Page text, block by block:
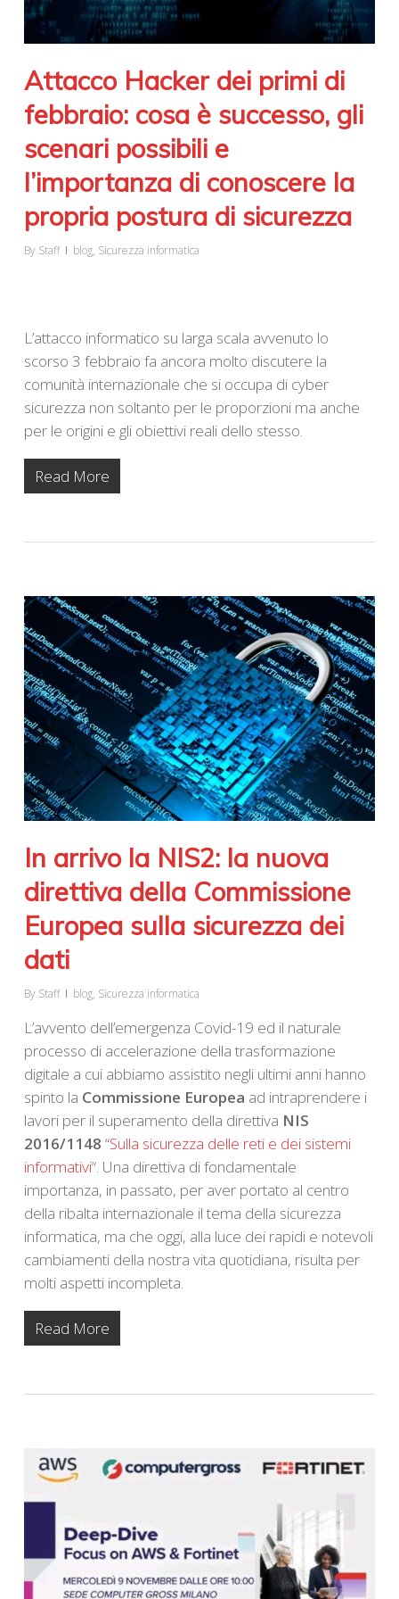
Attacco Hacker dei primi di
febbraio: cosa è successo, gli
scenari possibili e
l’importanza di conoscere la
propria postura di sicurezza
By Staff blog, Sicurezza informatica
L’attacco informatico su larga scala avvenuto lo
scorso 3 febbraio fa ancora molto discutere la
comunità internazionale che si occupa di cyber
sicurezza non soltanto per le proporzioni ma anche
per le origini e gli obiettivi reali dello stesso.
Read More
In arrivo la NIS2: la nuova
direttiva della Commissione
Europea sulla sicurezza dei
dati
By Staff blog, Sicurezza informatica
L’avvento dell’emergenza Covid-19 ed il naturale
processo di accelerazione della trasformazione
digitale a cui abbiamo assistito negli ultimi anni hanno
spinto la Commissione Europea ad intraprendere i
lavori per il superamento della direttiva NIS
2016/1148 “Sulla sicurezza delle reti e dei sistemi
informativi“. Una direttiva di fondamentale
importanza, in passato, per aver portato al centro
della ribalta internazionale il tema della sicurezza
informatica, ma che oggi, alla luce dei rapidi e notevoli
cambiamenti della nostra vita quotidiana, risulta per
molti aspetti incompleta.
Read More